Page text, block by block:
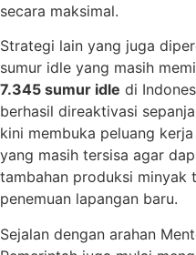
secara maksimal.
Strategi lain yang juga
sumur idle yang masih
7.345 sumur idle di
berhasil direaktivasi
kini membuka peluang
yang masih tersisa agar
tambahan produksi minyak
penemuan lapangan baru.
Sejalan dengan arahan